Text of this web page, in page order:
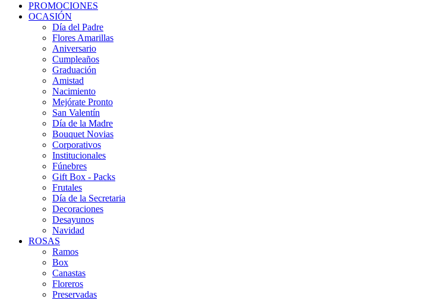
PROMOCIONES
OCASIÓN
Día del Padre
Flores Amarillas
Aniversario
Cumpleaños
Graduación
Amistad
Nacimiento
Mejórate Pronto
San Valentín
Día de la Madre
Bouquet Novias
Corporativos
Institucionales
Fúnebres
Gift Box - Packs
Frutales
Día de la Secretaria
Decoraciones
Desayunos
Navidad
ROSAS
Ramos
Box
Canastas
Floreros
Preservadas